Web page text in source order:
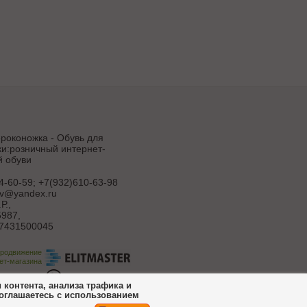
- Обувь для
интернет-
обуви
60-59; +7(932)610-63-98
магазина
анализа трафика и
с использованием